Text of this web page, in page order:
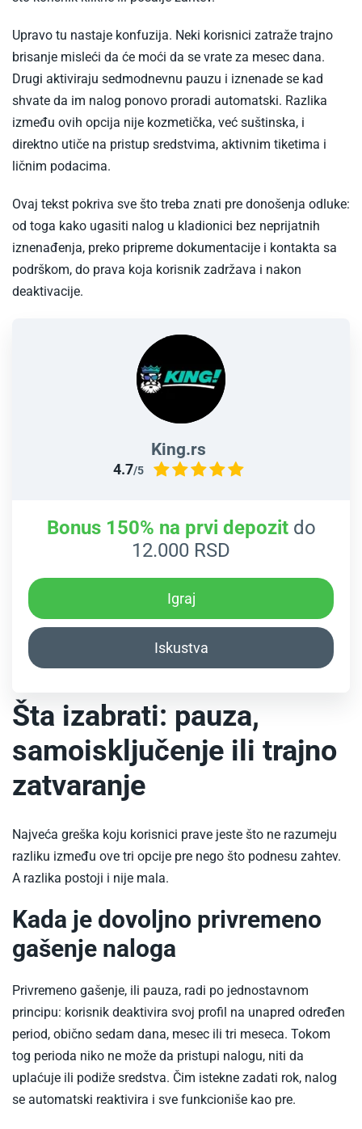
Upravo tu nastaje konfuzija. Neki korisnici zatraže trajno
brisanje misleći da će moći da se vrate za mesec dana.
Drugi aktiviraju sedmodnevnu pauzu i iznenade se kad
shvate da im nalog ponovo proradi automatski. Razlika
između ovih opcija nije kozmetička, već suštinska, i
direktno utiče na pristup sredstvima, aktivnim tiketima i
ličnim podacima.
Ovaj tekst pokriva sve što treba znati pre donošenja odluke:
od toga kako ugasiti nalog u kladionici bez neprijatnih
iznenađenja, preko pripreme dokumentacije i kontakta sa
podrškom, do prava koja korisnik zadržava i nakon
deaktivacije.
King.rs
4.7/5
Bonus 150% na prvi depozitdo
12.000 RSD
Igraj
Iskustva
Šta izabrati: pauza,
samoisključenje ili trajno
zatvaranje
Najveća greška koju korisnici prave jeste što ne razumeju
razliku između ove tri opcije pre nego što podnesu zahtev.
A razlika postoji i nije mala.
Kada je dovoljno privremeno
gašenje naloga
Privremeno gašenje, ili pauza, radi po jednostavnom
principu: korisnik deaktivira svoj profil na unapred određen
period, obično sedam dana, mesec ili tri meseca. Tokom
tog perioda niko ne može da pristupi nalogu, niti da
uplaćuje ili podiže sredstva. Čim istekne zadati rok, nalog
se automatski reaktivira i sve funkcioniše kao pre.